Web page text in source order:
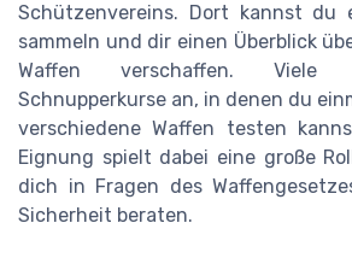
Schützenvereins. Dort kannst du
sammeln und dir einen Überblick
Waffen verschaffen. Viele
Schnupperkurse an, in denen du
verschiedene Waffen testen
Eignung spielt dabei eine große
dich in Fragen des
Sicherheit beraten.